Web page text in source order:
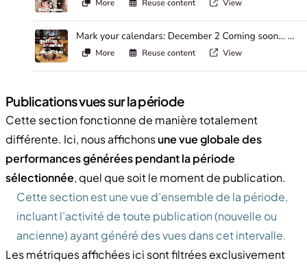
Publications vues sur la période
Cette section fonctionne de manière totalement
différente. Ici, nous affichonsune vue globale des
performances générées pendant la période
sélectionnée, quel que soit le moment de publication.
Cette section est une vue d’ensemble de la période,
incluant l’activité de toute publication (nouvelle ou
ancienne) ayant généré des vues dans cet intervalle.
Les métriques affichées ici sont filtrées exclusivement